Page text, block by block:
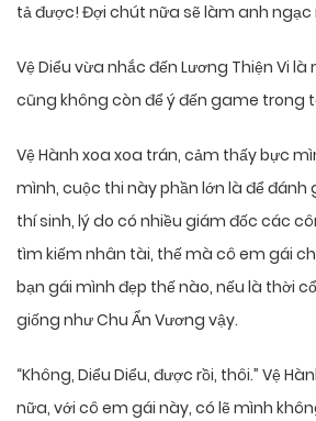
tả được! Đợi chút nữa sẽ làm anh ngạc
Vệ Diểu vừa nhắc đến Lương Thiện Vi
cũng không còn để ý đến game trong
Vệ Hành xoa xoa trán, cảm thấy bực
mình, cuộc thi này phần lớn là để đánh
thí sinh, lý do có nhiều giám đốc các
tìm kiếm nhân tài, thế mà cô em gái
bạn gái mình đẹp thế nào, nếu là thời
giống như Chu Ẩn Vương vậy.
“Không, Diểu Diểu, được rồi, thôi.” Vệ
nữa, với cô em gái này, có lẽ mình